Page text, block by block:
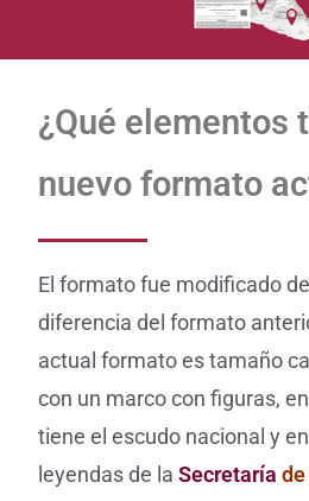
¿Qué elementos
nuevo formato
El formato fue modificado
diferencia del formato
actual formato es tamaño
con un marco con figuras,
tiene el escudo nacional y
leyendas de laSecretaría